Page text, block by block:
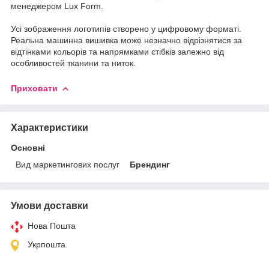
менеджером Lux Form.
Усі зображення логотипів створено у цифровому форматі.
Реальна машинна вишивка може незначно відрізнятися за
відтінками кольорів та напрямками стібків залежно від
особливостей тканини та ниток.
Приховати
Характеристики
Основні
Вид маркетингових послуг
Брендинг
Умови доставки
Нова Пошта
Укрпошта